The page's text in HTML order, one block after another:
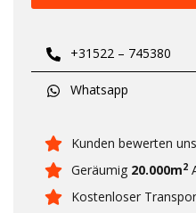
+31522 – 745380
Whatsapp
Kunden bewerten
Geräumig 20.000m2
Kostenloser